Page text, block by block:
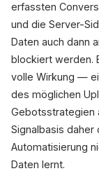
erfassten
und die Server-
Daten auch dann
blockiert werden.
volle Wirkung —
des möglichen
Gebotsstrategien
Signalbasis daher
Automatisierung
Daten lernt.